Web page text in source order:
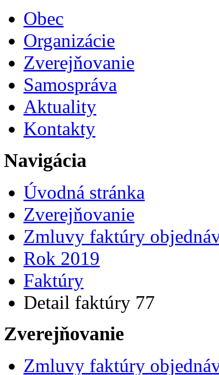
Obec
Organizácie
Zverejňovanie
Samospráva
Aktuality
Kontakty
Navigácia
Úvodná stránka
Zverejňovanie
Zmluvy faktúry
Rok 2019
Faktúry
Detail faktúry 77
Zverejňovanie
Zmluvy faktúry